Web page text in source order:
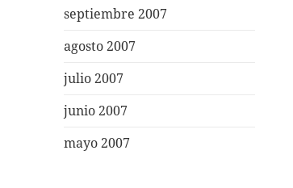
septiembre 2007
agosto 2007
julio 2007
junio 2007
mayo 2007